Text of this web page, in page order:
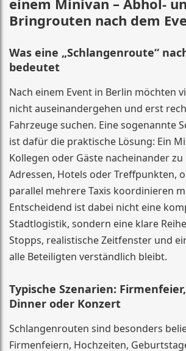
einem Minivan – Abhol-
Bringrouten nach dem
Was eine „Schlangenroute“
bedeutet
Nach einem Event in Berlin möchten
nicht auseinandergehen und erst
Fahrzeuge suchen. Eine sogenannte
ist dafür die praktische Lösung: Ein
Kollegen oder Gäste nacheinander
Adressen, Hotels oder Treffpunkten,
parallel mehrere Taxis koordinieren
Entscheidend ist dabei nicht eine
Stadtlogistik, sondern eine klare
Stopps, realistische Zeitfenster und
alle Beteiligten verständlich bleibt.
Typische Szenarien:
Dinner oder Konzert
Schlangenrouten sind besonders
Firmenfeiern, Hochzeiten,